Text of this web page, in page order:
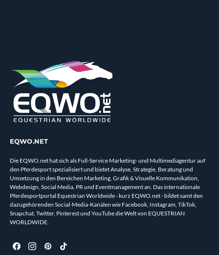
EQWO.NET
Die EQWO.net hat sich als Full-Service Marketing- und Multimediagentur auf
den Pferdesport spezialisiert und bietet Analyse, Strategie, Beratung und
Umsetzung in den Bereichen Marketing, Grafik & Visuelle Kommunikation,
Webdesign, Social Media, PR und Eventmanagement an. Das internationale
Pferdesportportal Equestrian Worldwide - kurz EQWO.net - bildet samt den
dazugehörenden Social-Media-Kanälen wie Facebook, Instagram, TikTok,
Snapchat, Twitter, Pinterest und YouTube die Welt von EQUESTRIAN
WORLDWIDE.